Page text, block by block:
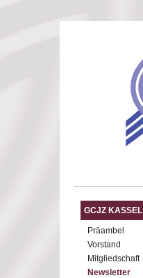
GCJZ KASSEL
Präambel
Vorstand
Mitgliedschaft
Newsletter